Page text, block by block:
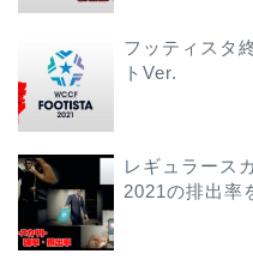
フッティスタ
トVer.
レギュラース
2021の排出率